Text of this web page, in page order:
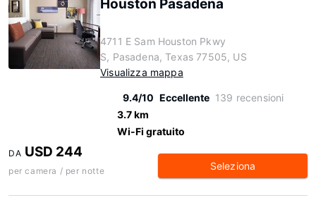
Houston Pasadena
4711 E Sam Houston Pkwy
S, Pasadena, Texas 77505, US
Visualizza mappa
9.4/10 Eccellente 139 recensioni
3.7 km
Wi-Fi gratuito
DA USD 244
per camera / per notte Seleziona